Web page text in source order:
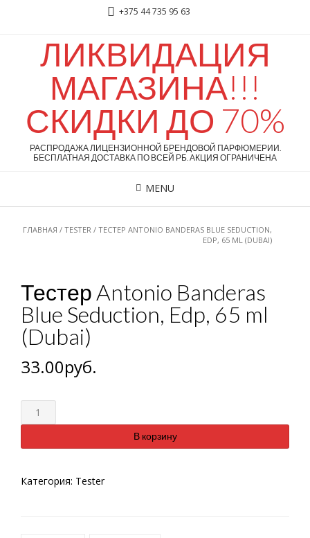
+375 44 735 95 63
ЛИКВИДАЦИЯ
МАГАЗИНА!!!
СКИДКИ ДО 70%
РАСПРОДАЖА ЛИЦЕНЗИОННОЙ БРЕНДОВОЙ ПАРФЮМЕРИИ.
БЕСПЛАТНАЯ ДОСТАВКА ПО ВСЕЙ РБ. АКЦИЯ ОГРАНИЧЕНА
MENU
ГЛАВНАЯ / TESTER / ТЕСТЕР ANTONIO BANDERAS BLUE SEDUCTION,
EDP, 65 ML (DUBAI)
Тестер Antonio Banderas
Blue Seduction, Edp, 65 ml
(Dubai)
33.00руб.
Количество
В корзину
Категория: Tester